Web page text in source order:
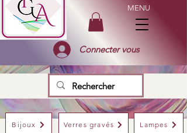
MENU
Connecter vous
Bijoux Verres gravés Lampes